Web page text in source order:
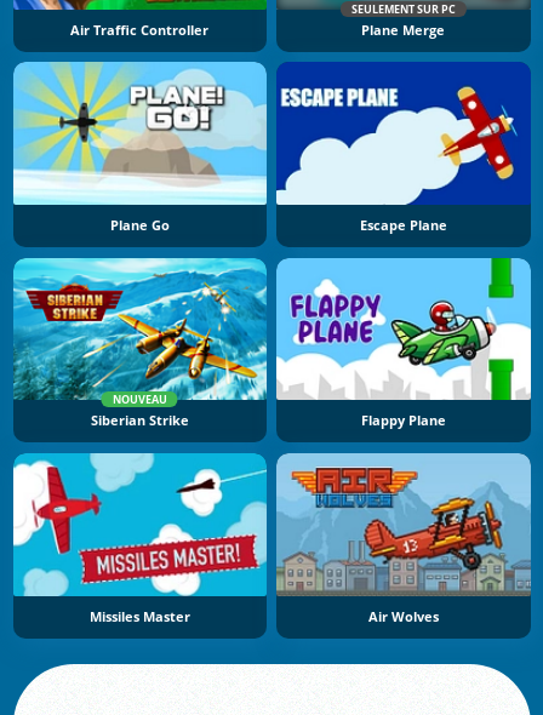
Air Traffic Controller
SEULEMENT SUR PC
Plane Merge
Plane Go Escape Plane
NOUVEAU
Siberian Strike Flappy Plane
Missiles Master Air Wolves